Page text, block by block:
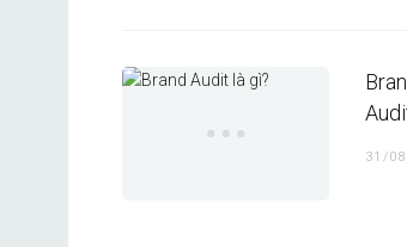
31/